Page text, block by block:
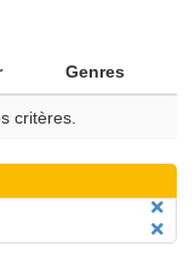
Genres
critères.